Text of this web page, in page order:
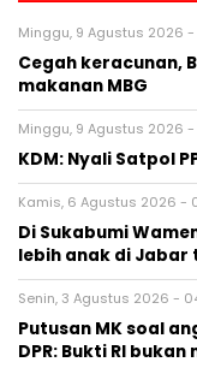
Minggu, 9 Agustus 2026 -
Cegah keracunan,
makanan MBG
Minggu, 9 Agustus 2026 -
KDM: Nyali Satpol
Kamis, 6 Agustus 2026 -
Di Sukabumi
lebih anak di Jabar
Senin, 3 Agustus 2026 -
Putusan MK soal
DPR: Bukti RI